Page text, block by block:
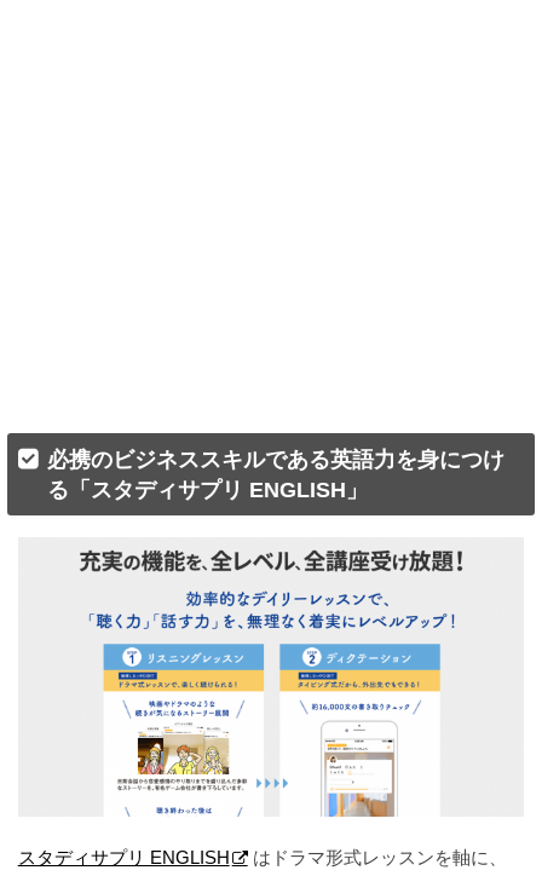
必携のビジネススキルである英語力を身につけ
る「スタディサプリ ENGLISH」
スタディサプリ ENGLISH
はドラマ形式レッスンを軸に、